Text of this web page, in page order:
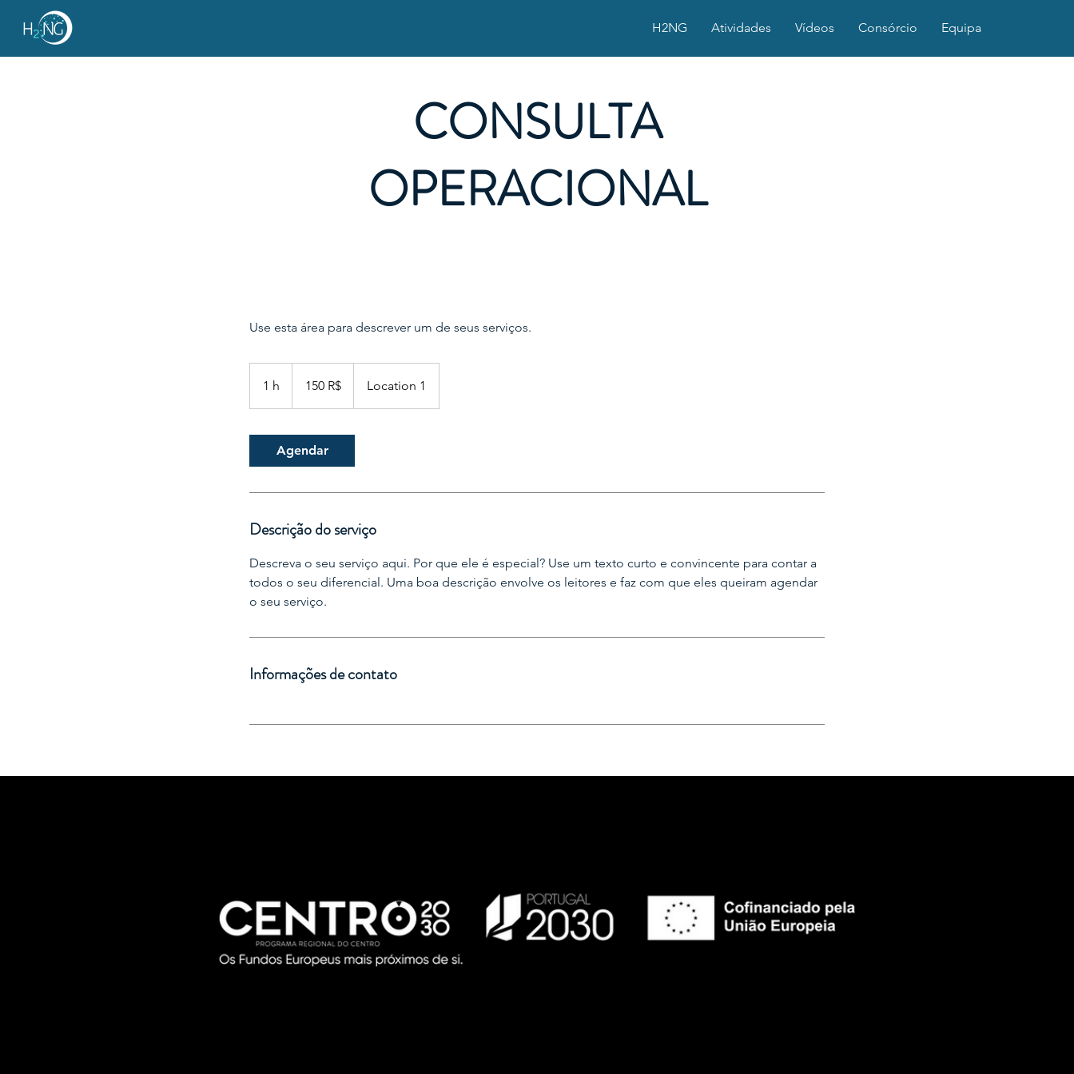
H2NG Atividades Vídeos Consórcio Equipa
CONSULTA
OPERACIONAL
Use esta área para descrever um de seus serviços.
1 h
brasileiros
150 R$ Location 1
Agendar
Descrição do serviço
Descreva o seu serviço aqui. Por que ele é especial? Use um texto curto e convincente para contar a
todos o seu diferencial. Uma boa descrição envolve os leitores e faz com que eles queiram agendar
o seu serviço.
Informações de contato